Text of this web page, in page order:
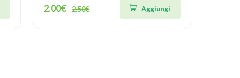
2.00€ 2.50€ Aggiungi